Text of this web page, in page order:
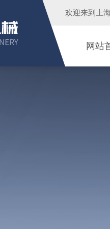
欢迎来到 上
网站